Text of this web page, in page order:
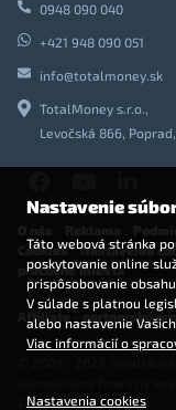
0948 090 040
+421 948 090 051
info@totalmoney.sk
TotalMoney s.r.o.,
Levočská 866,
Cookies-Nastavenia
pracovné miesta
Affiliate - partnerský
(samostatný finančný
127292)
Nastavenie
Táto webová stránka
poskytovanie online
prispôsobovanie
V súlade s platnou
alebo nastavenie
Viac informácií o
Nastavenia cookies